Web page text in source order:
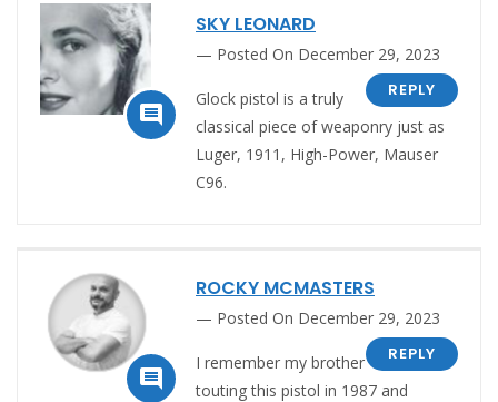

SKY LEONARD
Posted On December 29, 2023
REPLY
Glock pistol is a truly
classical piece of weaponry just as
Luger, 1911, High-Power, Mauser
C96.

ROCKY MCMASTERS
Posted On December 29, 2023
REPLY
I remember my brother
touting this pistol in 1987 and